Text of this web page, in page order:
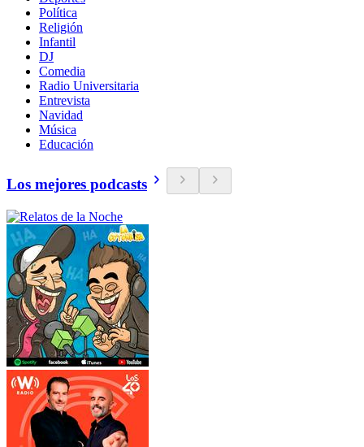
Política
Religión
Infantil
DJ
Comedia
Radio Universitaria
Entrevista
Navidad
Música
Educación
Los mejores podcasts